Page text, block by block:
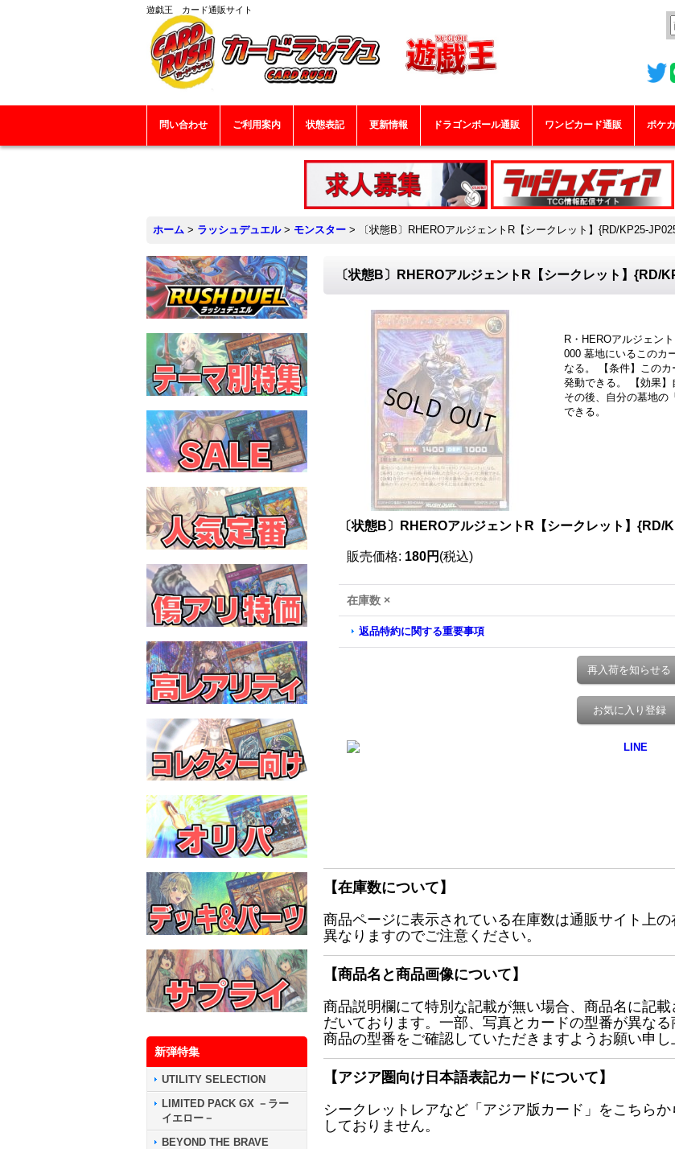
遊戯王 カード通販サイト
問い合わせ ご利用案内 状態表記 更新情報 ドラゴンボール通販 ワンピカード通販 ポケ
ホーム > ラッシュデュエル > モンスター > 〔状態B〕RHEROアルジェントR【シークレット】{RD/KP25-
新弾特集
UTILITY SELECTION
LIMITED PACK GX －ラー
イエロー－
BEYOND THE BRAVE
〔状態B〕RHEROアルジェントR【シークレット】{RD/
R・HEROアルジェン
000 墓地にいるこのカ
なる。 【条件】この
発動できる。 【効果】
その後、自分の墓地の
できる。
〔状態B〕RHEROアルジェントR【シークレット】{RD/
販売価格: 180円 (税込)
在庫数 ×
返品特約に関する重要事項
再入荷を知らせる
お気に入り登録
【在庫数について】
商品ページに表示されている在庫数は通販サイト上
異なりますのでご注意ください。
【商品名と商品画像について】
商品説明欄にて特別な記載が無い場合、商品名に記
だいております。一部、写真とカードの型番が異な
商品の型番をご確認していただきますようお願い申し
【アジア圏向け日本語表記カードについて】
シークレットレアなど「アジア版カード」をこちら
しておりません。